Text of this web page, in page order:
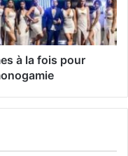
à la fois pour